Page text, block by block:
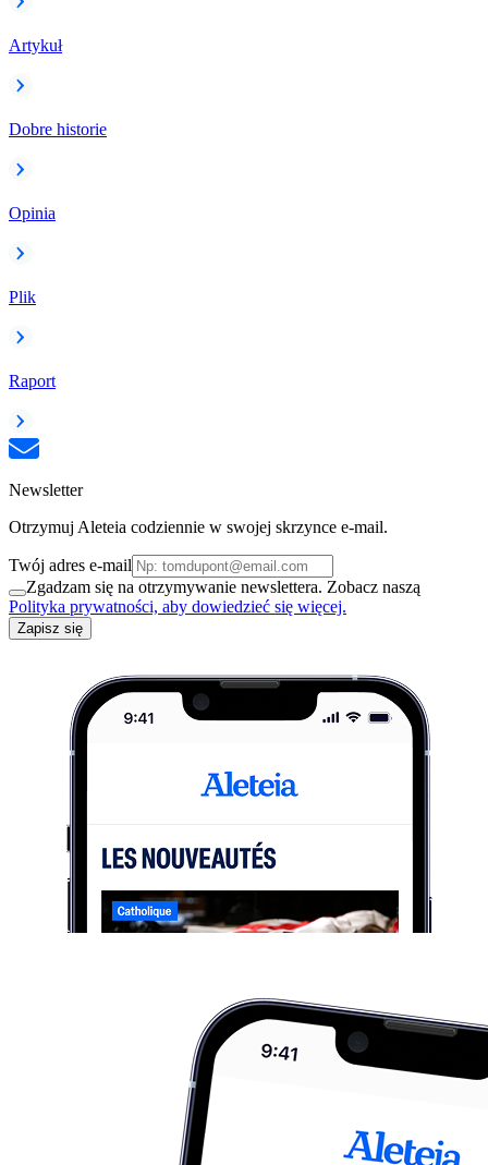
Artykuł
Dobre historie
Opinia
Plik
Raport
Newsletter
Otrzymuj Aleteia codziennie w swojej skrzynce e-mail.
Twój adres e-mail
Zgadzam się na otrzymywanie newslettera. Zobacz naszą
Polityka prywatności, aby dowiedzieć się więcej.
Zapisz się